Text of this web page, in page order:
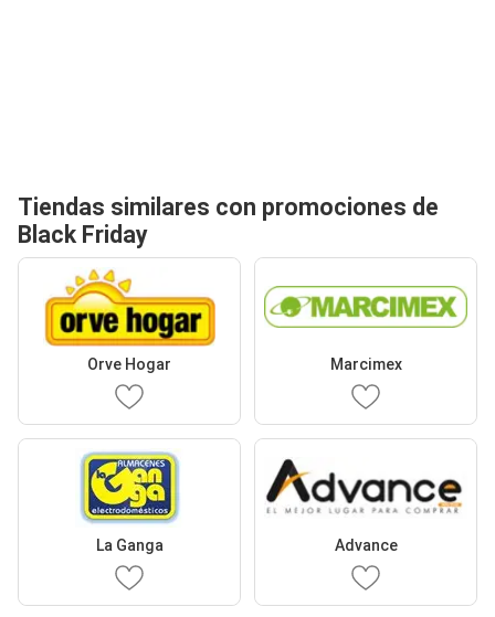
Tiendas similares con promociones de
Black Friday
Orve Hogar Marcimex
La Ganga Advance